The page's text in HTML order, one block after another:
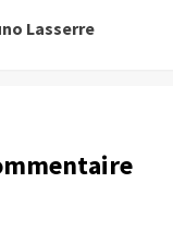
Lasserre